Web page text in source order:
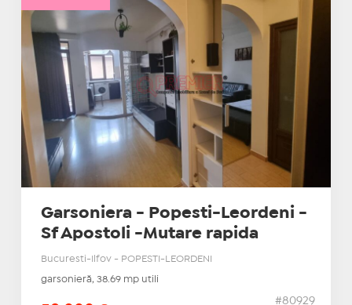
Garsoniera - Popesti-Leordeni -
Sf Apostoli -Mutare rapida
Bucuresti-Ilfov - POPESTI-LEORDENI
garsonieră, 38.69 mp utili
#80929